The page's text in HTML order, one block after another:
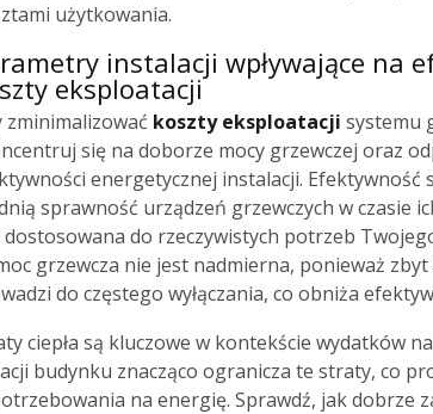
użytkowania.
instalacji wpływające na
eksploatacji
zminimalizować koszty eksploatacji systemu
się na doborze mocy grzewczej oraz
energetycznej instalacji. Efektywność
sprawność urządzeń grzewczych w czasie
dostosowana do rzeczywistych potrzeb
grzewcza nie jest nadmierna, ponieważ
do częstego wyłączania, co obniża
ciepła są kluczowe w kontekście wydatków
budynku znacząco ogranicza te straty, co
na energię. Sprawdź, jak dobrze